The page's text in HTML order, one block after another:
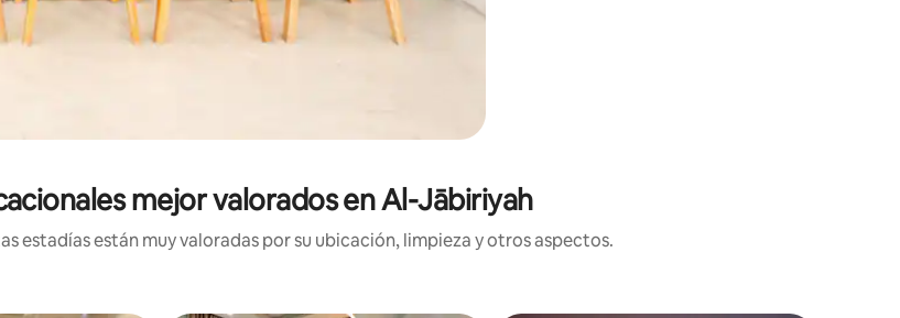
mejor valorados en Al-Jābiriyah
estadías están muy valoradas por su ubicación, limpieza y otros aspectos.